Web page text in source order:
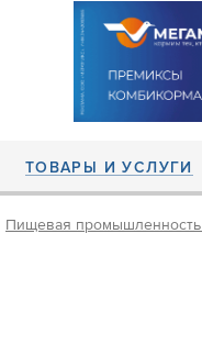
ТОВАРЫ И УСЛУГИ
Пищевая промышленность